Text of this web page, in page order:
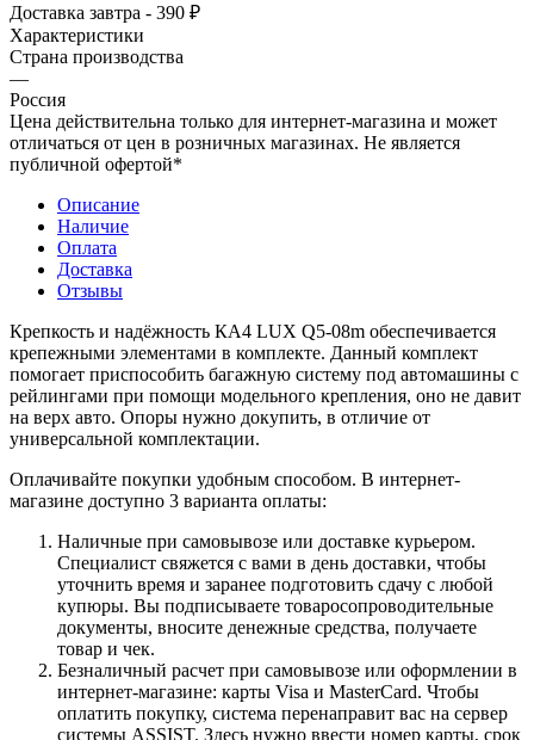
Доставка завтра - 390 ₽
Характеристики
Страна производства
—
Россия
Цена действительна только для интернет-магазина и может
отличаться от цен в розничных магазинах. Не является
публичной офертой*
Описание
Наличие
Оплата
Доставка
Отзывы
Крепкость и надёжность КА4 LUX Q5-08m обеспечивается
крепежными элементами в комплекте. Данный комплект
помогает приспособить багажную систему под автомашины с
рейлингами при помощи модельного крепления, оно не давит
на верх авто. Опоры нужно докупить, в отличие от
универсальной комплектации.
Оплачивайте покупки удобным способом. В интернет-
магазине доступно 3 варианта оплаты:
Наличные при самовывозе или доставке курьером.
Специалист свяжется с вами в день доставки, чтобы
уточнить время и заранее подготовить сдачу с любой
купюры. Вы подписываете товаросопроводительные
документы, вносите денежные средства, получаете
товар и чек.
Безналичный расчет при самовывозе или оформлении в
интернет-магазине: карты Visa и MasterCard. Чтобы
оплатить покупку, система перенаправит вас на сервер
системы ASSIST. Здесь нужно ввести номер карты, срок